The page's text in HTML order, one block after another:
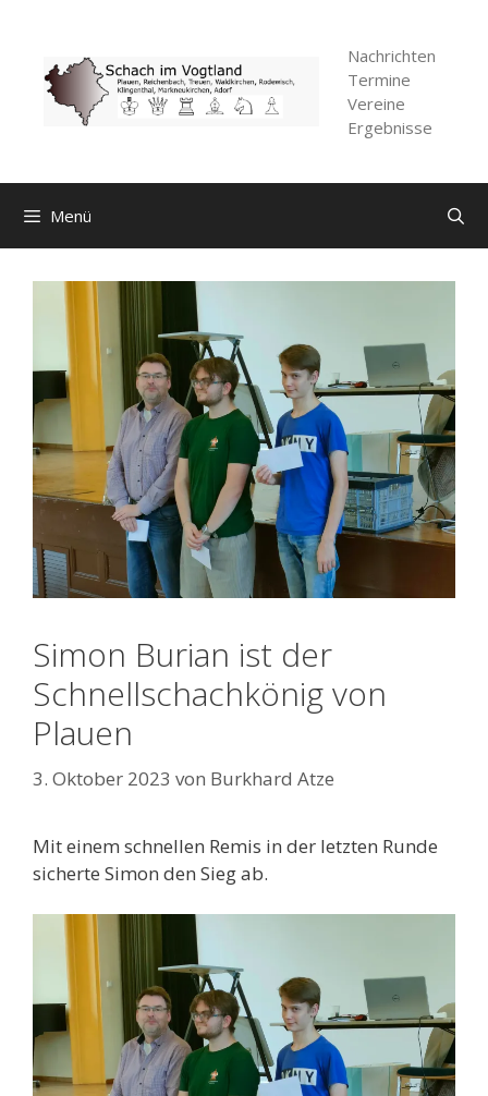
springen
Nachrichten
Termine
Vereine
Ergebnisse
Menü
Simon Burian ist der
Schnellschachkönig von
Plauen
3. Oktober 2023 von Burkhard Atze
Mit einem schnellen Remis in der letzten Runde
sicherte Simon den Sieg ab.